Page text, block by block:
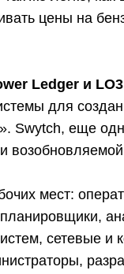
цены на
Ledger и
для
Swytch, еще
мест:
сетевые и